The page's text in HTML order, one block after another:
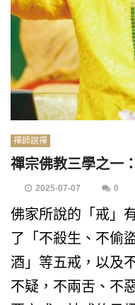
禪師說禪
禪宗佛教三學之一
2025-07-07 0
佛家所說的「戒」
了「不殺生、不偷
酒」等五戒，以及
不疑，不兩舌、不